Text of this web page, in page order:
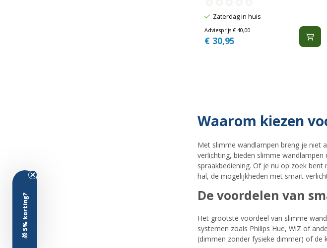
Zaterdag in huis
Adviesprijs €40,00
€30,95
Waarom kiezen
Met slimme wandlampen breng je niet
verlichting, bieden slimme
spraakbediening. Of je nu op zoek
hal, de mogelijkheden met smart
De voordelen van
Het grootste voordeel van slimme
systemen zoals Philips Hue, WiZ of
(dimmen zonder fysieke dimmer) of de
🎁 5% korting?